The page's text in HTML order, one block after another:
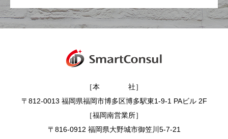
［本 社］
〒812-0013 福岡県福岡市博多区博多駅東1-9-1 PAビル 2F
［福岡南営業所］
〒816-0912 福岡県大野城市御笠川5-7-21